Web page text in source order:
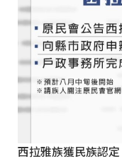
西拉雅族獲民族認